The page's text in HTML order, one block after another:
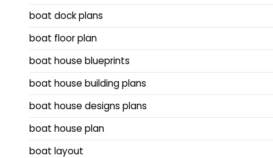
boat dock plans
boat floor plan
boat house blueprints
boat house building plans
boat house designs plans
boat house plan
boat layout